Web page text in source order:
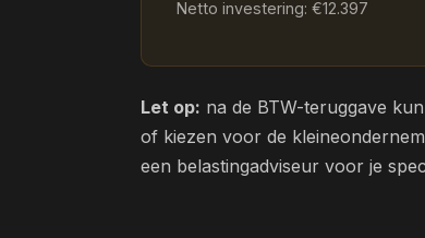
Netto investering: €12.397
Let op: na de BTW-teruggave
of kiezen voor de
een belastingadviseur voor je